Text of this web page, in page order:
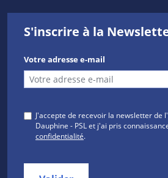
S'inscrire à la
Votre adresse e-mail
J'accepte de recevoir la newsletter de
Dauphine - PSL et j'ai pris
confidentialité.